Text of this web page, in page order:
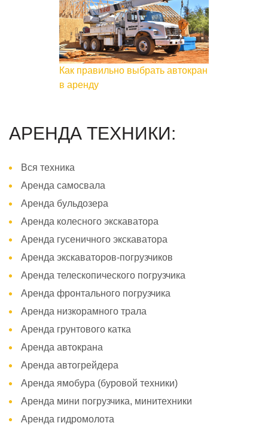
Как правильно выбрать автокран
в аренду
АРЕНДА ТЕХНИКИ:
Вся техника
Аренда самосвала
Аренда бульдозера
Аренда колесного экскаватора
Аренда гусеничного экскаватора
Аренда экскаваторов-погрузчиков
Аренда телескопического погрузчика
Аренда фронтального погрузчика
Аренда низкорамного трала
Аренда грунтового катка
Аренда автокрана
Аренда автогрейдера
Аренда ямобура (буровой техники)
Аренда мини погрузчика, минитехники
Аренда гидромолота